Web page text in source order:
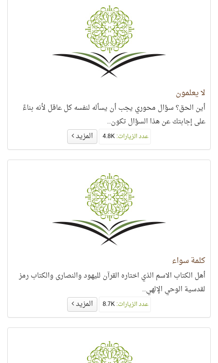
لا يعلمون
أين الحق؟ سؤال محوري يجب أن يسأله لنفسه كل عاقل لأنه بناءً
على إجابتك عن هذا السؤال تكون..
عدد الزيارات: المزيد
كلمة سواء
أهل الكتاب الاسم الذي اختاره القرآن لليهود والنصارى والكتاب رمز
لقدسية الوحي الإلهي..
عدد الزيارات: المزيد